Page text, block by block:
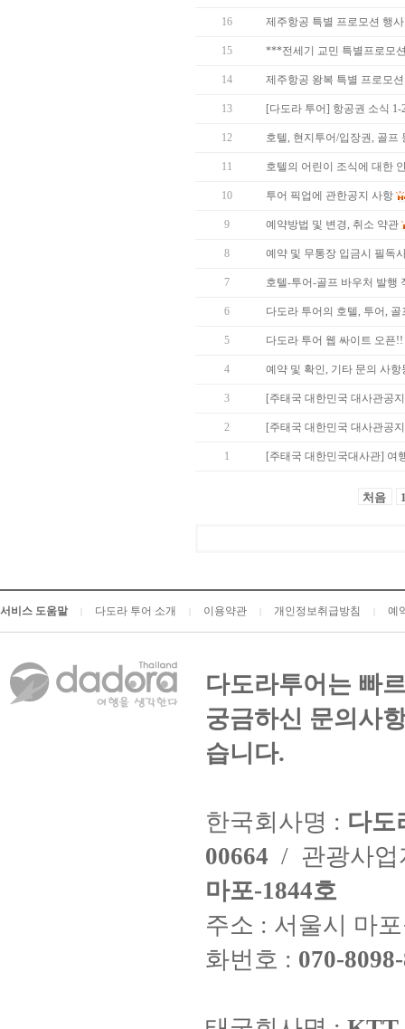
16 제주항공 특별 프로모션 행사
15 ***전세기 교민 특별프로모
14 제주항공 왕복 특별 프로모
13 [다도라 투어] 항공권 소식
12 호텔, 현지투어/입장권, 골
11 호텔의 어린이 조식에 대한
10 투어 픽업에 관한공지 사항
9 예약방법 및 변경, 취소 약관
8 예약 및 무통장 입금시 필독
7 호텔-투어-골프 바우처 발행
6 다도라 투어의 호텔, 투어,
5 다도라 투어 웹 싸이트 오픈!!
4 예약 및 확인, 기타 문의 사
3 [주태국 대한민국 대사관공
2 [주태국 대한민국 대사관공
1 [주태국 대한민국대사관]
처음
서비스 도움말 다도라 투어 소개 이용약관 개인정보취급방침 예
다도라투어는 빠
궁금하신 문의사
습니다.
한국회사명 : 다도
00664 / 관광사
마포-1844호
주소 : 서울시 마
화번호 : 070-